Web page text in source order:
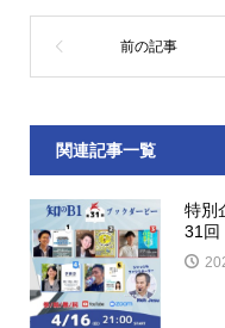
関連記事一覧
特別
31回